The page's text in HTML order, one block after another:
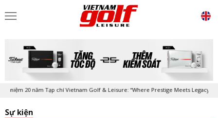
20 năm Tạp chí Vietnam Golf & Leisure: “Where Prestige Meets Legacy”
Sự kiện